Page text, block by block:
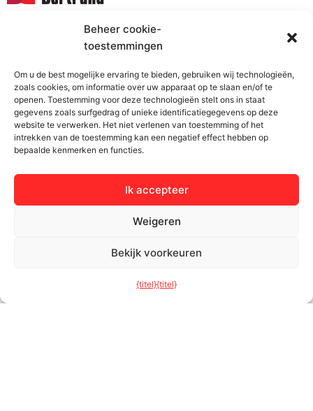
Beheer cookie-
toestemmingen
Om u de best mogelijke ervaring te bieden, gebruiken wij technologieën,
zoals cookies, om informatie over uw apparaat op te slaan en/of te
openen. Toestemming voor deze technologieën stelt ons in staat
gegevens zoals surfgedrag of unieke identificatiegegevens op deze
website te verwerken. Het niet verlenen van toestemming of het
intrekken van de toestemming kan een negatief effect hebben op
bepaalde kenmerken en functies.
Ik accepteer
Weigeren
Bekijk voorkeuren
{titel}{titel}
F
c
e
b
o
o
k
Y
u
T
u
b
e
L
n
k
e
d
i
s
t
a
g
r
Producten
Ramen
Terras systemen
Deur
Gevels
Catalogi
Kennis
Bloggen
Documenten en instructies
Contact